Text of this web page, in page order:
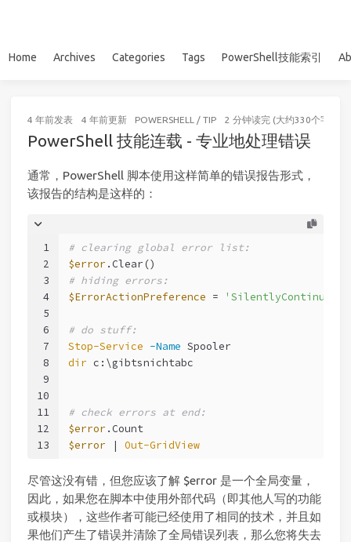
Home Archives Categories Tags PowerShell技能索引
4 年前发表 4 年前更新 POWERSHELL / TIP 2 分钟读完 (大约330个字)
PowerShell 技能连载 - 专业地处理错误
通常，PowerShell 脚本使用这样简单的错误报告形式，
该报告的结构是这样的：
1
2
3
4
5
6
7
8
9
10
11
12
13
# clearing global error list:
$error .Clear()
# hiding errors:
$ErrorActionPreference = 'SilentlyContinue'
# do stuff:
Stop-Service -Name Spooler
dir c:\gibtsnichtabc
# check errors at end:
$error .Count
$error | Out-GridView
尽管这没有错，但您应该了解 $error 是一个全局变量，
因此，如果您在脚本中使用外部代码（即其他人写的功能
或模块），这些作者可能已经使用了相同的技术，并且如
果他们产生了错误并清除了全局错误列表，那么您将失去